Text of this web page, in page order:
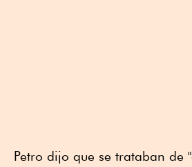
Petro dijo que se trataban de